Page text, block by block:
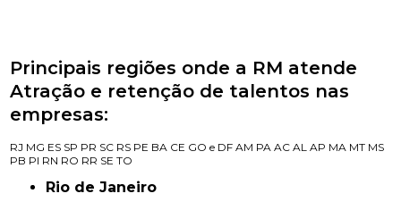
Principais regiões onde a RM atende
Atração e retenção de talentos nas
empresas:
RJ MG ES SP PR SC RS PE BA CE GO e DF AM PA AC AL AP MA MT MS
PB PI RN RO RR SE TO
Rio de Janeiro